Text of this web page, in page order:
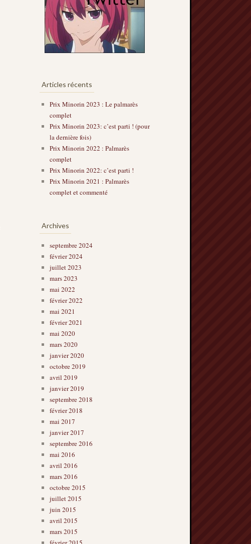
Articles récents
Prix Minorin 2023 : Le palmarès
complet
Prix Minorin 2023: c’est parti ! (pour
la dernière fois)
Prix Minorin 2022 : Palmarès
complet
Prix Minorin 2022: c’est parti !
Prix Minorin 2021 : Palmarès
complet et commenté
Archives
septembre 2024
février 2024
juillet 2023
mars 2023
mai 2022
février 2022
mai 2021
février 2021
mai 2020
mars 2020
janvier 2020
octobre 2019
avril 2019
janvier 2019
septembre 2018
février 2018
mai 2017
janvier 2017
septembre 2016
mai 2016
avril 2016
mars 2016
octobre 2015
juillet 2015
juin 2015
avril 2015
mars 2015